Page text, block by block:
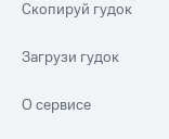
Скопируй гудок
Загрузи гудок
О сервисе